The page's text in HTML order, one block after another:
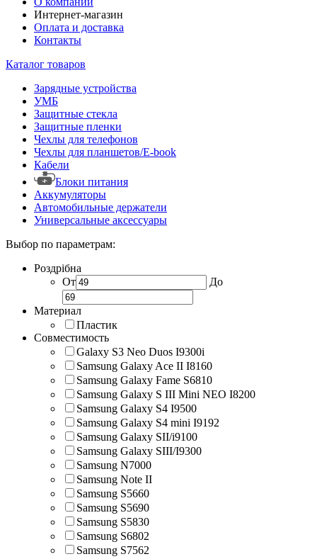
Интернет-магазин
Оплата и доставка
Контакты
Каталог товаров
Зарядные устройства
УМБ
Защитные стекла
Защитные пленки
Чехлы для телефонов
Чехлы для планшетов/E-book
Кабели
Блоки питания
Аккумуляторы
Автомобильные держатели
Универсальные аксессуары
Выбор по параметрам:
Роздрібна
От
До
Материал
Пластик
Совместимость
Galaxy S3 Neo Duos I9300i
Samsung Galaxy Ace II I8160
Samsung Galaxy Fame S6810
Samsung Galaxy S III Mini NEO I8200
Samsung Galaxy S4 I9500
Samsung Galaxy S4 mini I9192
Samsung Galaxy SII/i9100
Samsung Galaxy SIII/I9300
Samsung N7000
Samsung Note II
Samsung S5660
Samsung S5690
Samsung S5830
Samsung S6802
Samsung S7562